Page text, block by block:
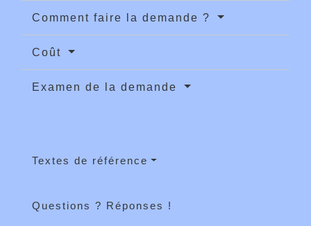
Comment faire la demande ?
Coût
Examen de la demande
Textes de référence
Questions ? Réponses !